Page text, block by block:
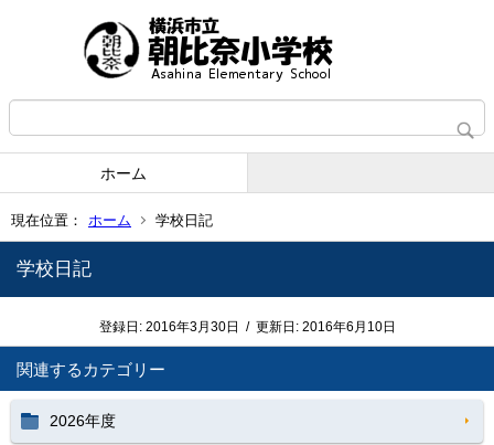
ホーム
現在位置： ホーム 学校日記
学校日記
登録日: 2016年3月30日 / 更新日: 2016年6月10日
関連するカテゴリー
2026年度